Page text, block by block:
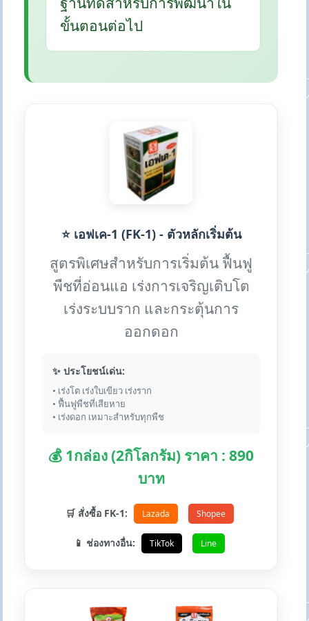
ขั้นตอนต่อไป
⭐ เอฟเค-1 (FK-1) - ตัวหลักเริ่มต้น
สูตรพิเศษสำหรับการเริ่มต้น ฟื้นฟู
พืชที่อ่อนแอ เร่งการเจริญเติบโต
เร่งระบบราก และกระตุ้นการ
ออกดอก
✨ ประโยชน์เด่น:
• เร่งโต เร่งใบเขียว เร่งราก
• ฟื้นฟูพืชที่เสียหาย
• เร่งดอก เหมาะสำหรับทุกพืช
💰 1กล่อง (2กิโลกรัม) ราคา : 890
บาท
🛒 สั่งซื้อ FK-1: Lazada Shopee
📱 ช่องทางอื่น: TikTok Line